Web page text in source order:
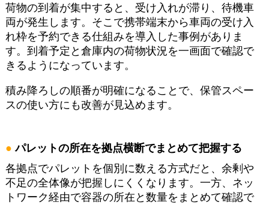
荷物の到着が集中すると、受け入れが滞り、待機車
両が発生します。そこで携帯端末から車両の受け入
れ枠を予約できる仕組みを導入した事例がありま
す。到着予定と倉庫内の荷物状況を一画面で確認で
きるようになっています。
積み降ろしの順番が明確になることで、保管スペー
スの使い方にも改善が見込めます。
パレットの所在を拠点横断でまとめて把握する
各拠点でパレットを個別に数える方式だと、余剰や
不足の全体像が把握しにくくなります。一方、ネッ
トワーク経由で容器の所在と数量をまとめて確認で